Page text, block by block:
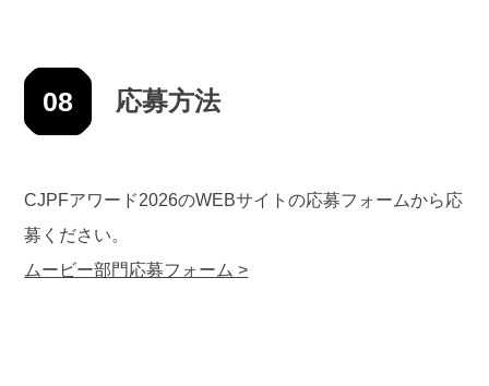
08 応募方法
CJPFアワード2026のWEBサイトの応募フォームから応
募ください。
ムービー部門応募フォーム >